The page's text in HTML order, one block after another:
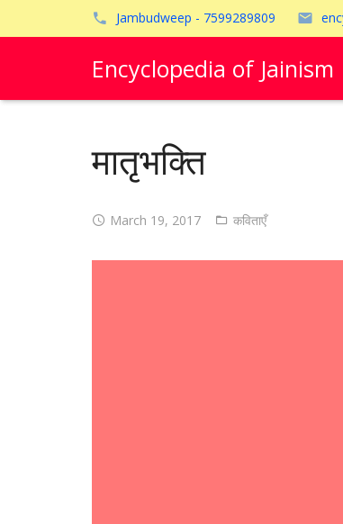
Jambudweep - 7599289809
Encyclopedia of Jainism
मातृभक्ति
March 19, 2017 कविताएँ